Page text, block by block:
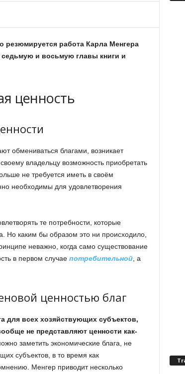
резюмируется работа Карла Менгера
и восьмую главы книги и
ценность
обмениваться благами, возникает
владельцу возможность приобретать
не требуется иметь в своём
необходимы для удовлетворения
те потребности, которые
Но каким бы образом это ни происходило,
неважно, когда само существование
в первом случае потребительной , а
ценностью благ
для всех хозяйствующих субъектов,
не представляют ценности как-
заметить экономические блага, не
субъектов, в то время как
Менгер приводит несколько